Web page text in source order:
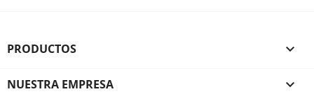
PRODUCTOS 
NUESTRA EMPRESA 